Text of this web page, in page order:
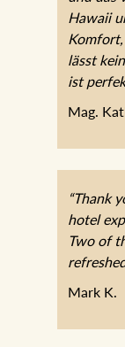
und das
Hawaii
Komfort,
lässt
“Thank
hotel
Two of